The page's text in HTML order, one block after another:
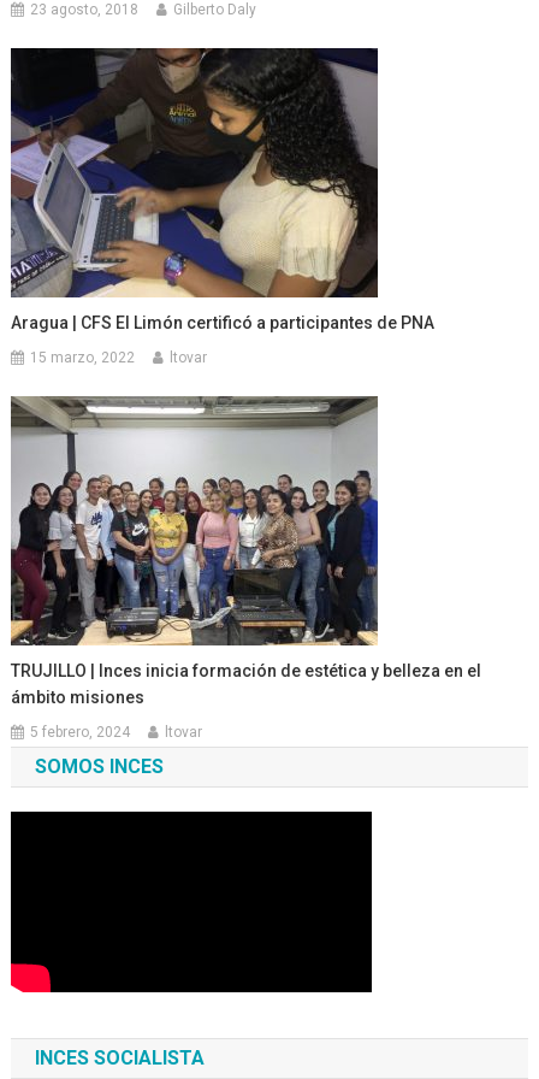
23 agosto, 2018 Gilberto Daly
Aragua | CFS El Limón certificó a participantes de PNA
15 marzo, 2022 ltovar
TRUJILLO | Inces inicia formación de estética y belleza en el
ámbito misiones
5 febrero, 2024 ltovar
SOMOS INCES
INCES SOCIALISTA